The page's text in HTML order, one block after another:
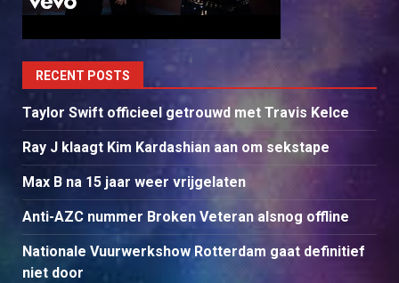
RECENT POSTS
Taylor Swift officieel getrouwd met Travis Kelce
Ray J klaagt Kim Kardashian aan om sekstape
Max B na 15 jaar weer vrijgelaten
Anti-AZC nummer Broken Veteran alsnog offline
Nationale Vuurwerkshow Rotterdam gaat definitief
niet door